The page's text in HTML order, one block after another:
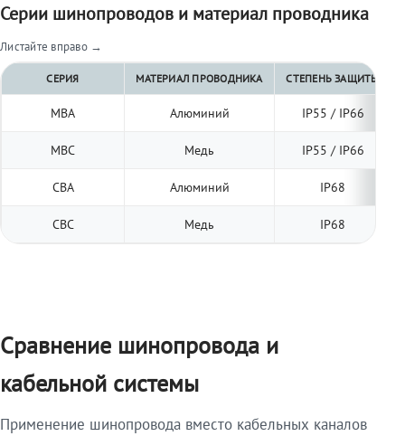
Серии шинопроводов и материал проводника
Листайте вправо →
СЕРИЯ МАТЕРИАЛ ПРОВОДНИКА СТЕПЕНЬ ЗАЩИТЫ
МВА Алюминий IP55 / IP66
МВС Медь IP55 / IP66
СВА Алюминий IP68
СВС Медь IP68
Сравнение шинопровода и
кабельной системы
Применение шинопровода вместо кабельных каналов